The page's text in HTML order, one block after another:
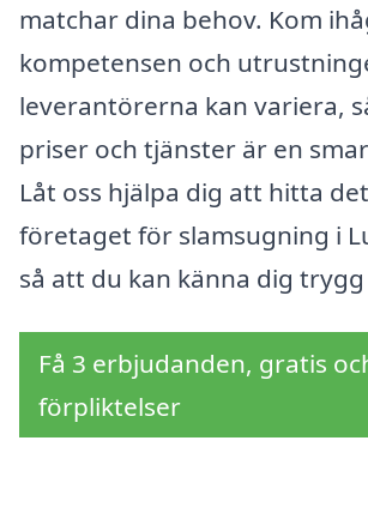
matchar dina behov. Kom
kompetensen och
leverantörerna kan variera,
priser och tjänster är en
Låt oss hjälpa dig att hitta
företaget för slamsugning i
så att du kan känna dig
Få 3 erbjudanden, gratis
förpliktelser